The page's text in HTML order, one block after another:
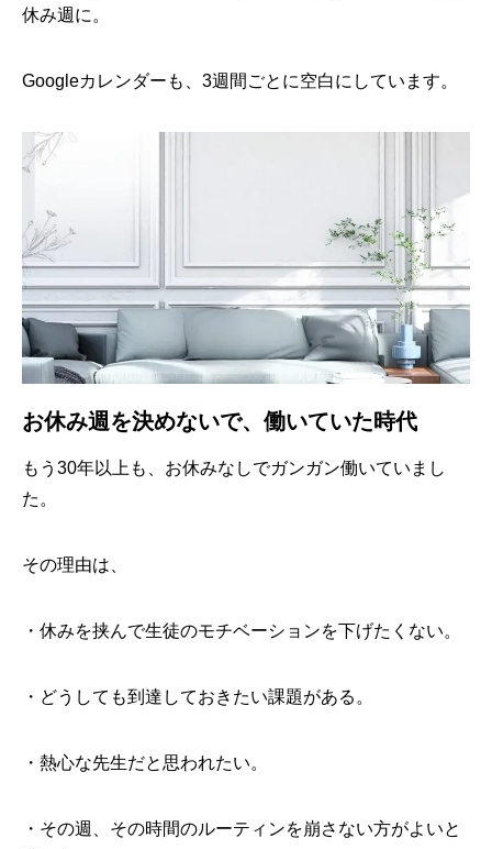
休み週に。
Googleカレンダーも、3週間ごとに空白にしています。
お休み週を決めないで、働いていた時代
もう30年以上も、お休みなしでガンガン働いていまし
た。
その理由は、
・休みを挟んで生徒のモチベーションを下げたくない。
・どうしても到達しておきたい課題がある。
・熱心な先生だと思われたい。
・その週、その時間のルーティンを崩さない方がよいと